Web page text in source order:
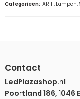
Categorieën: AR111, Lampen,
Contact
LedPlazashop.nl
Poortland 186,